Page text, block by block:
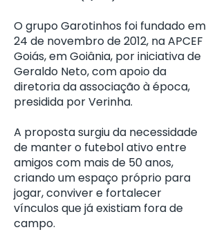
O grupo Garotinhos foi fundado em
24 de novembro de 2012, na APCEF
Goiás, em Goiânia, por iniciativa de
Geraldo Neto, com apoio da
diretoria da associação à época,
presidida por Verinha.
A proposta surgiu da necessidade
de manter o futebol ativo entre
amigos com mais de 50 anos,
criando um espaço próprio para
jogar, conviver e fortalecer
vínculos que já existiam fora de
campo.